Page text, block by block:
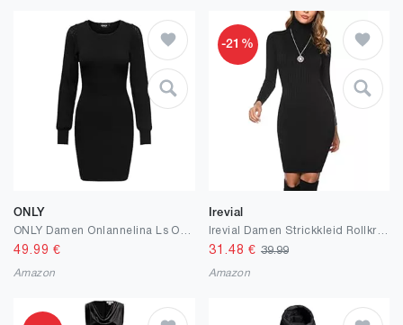
ONLY
49.99 €
Amazon
-21%
Irevial
Irevial Damen Strickkleid Rollkragen Pullikleid Langarm Winterkleid Gestrickt Basic Pulloverkleid für Herbst und Winter Casual Dress
31.48 € 39.99
Amazon